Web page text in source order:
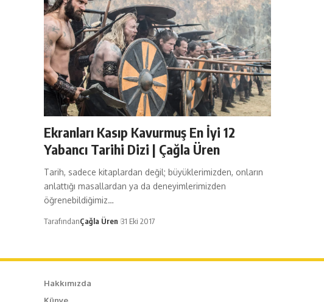
Ekranları Kasıp Kavurmuş En İyi 12
Yabancı Tarihi Dizi | Çağla Üren
Tarih, sadece kitaplardan değil; büyüklerimizden, onların
anlattığı masallardan ya da deneyimlerimizden
öğrenebildiğimiz…
TarafındanÇağla Üren 31 Eki 2017
Hakkımızda